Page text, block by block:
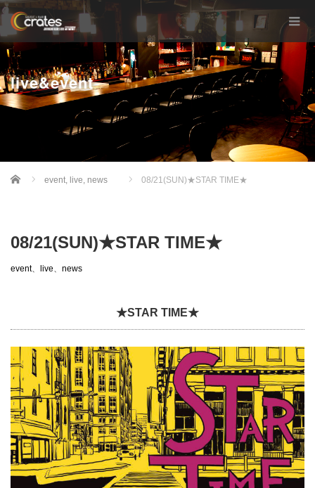
live&event
Home event, live, news 08/21(SUN)★STAR TIME★
08/21(SUN)★STAR TIME★
event、 live、 news
★STAR TIME★